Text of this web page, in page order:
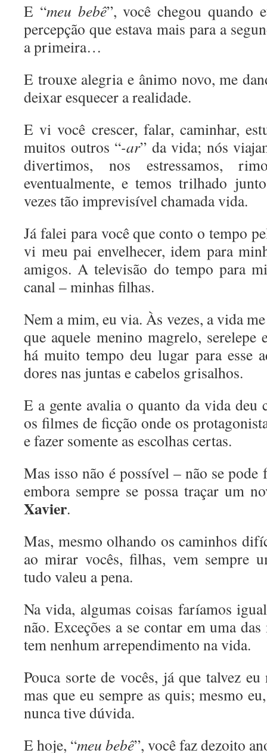
E “meu bebê”, você chegou quando
percepção que estava mais para a
a primeira…
E trouxe alegria e ânimo novo, me
deixar esquecer a realidade.
E vi você crescer, falar, caminhar,
muitos outros “-ar” da vida; nós
divertimos, nos estressamos,
eventualmente, e temos trilhado
vezes tão imprevisível chamada vida.
Já falei para você que conto o tempo
vi meu pai envelhecer, idem para
amigos. A televisão do tempo para
canal – minhas filhas.
Nem a mim, eu via. Às vezes, a vida
que aquele menino magrelo, serelepe
há muito tempo deu lugar para esse
dores nas juntas e cabelos grisalhos.
E a gente avalia o quanto da vida deu
os filmes de ficção onde os
e fazer somente as escolhas certas.
Mas isso não é possível – não se pode
embora sempre se possa traçar um
Xavier.
Mas, mesmo olhando os caminhos
ao mirar vocês, filhas, vem sempre
tudo valeu a pena.
Na vida, algumas coisas faríamos
não. Exceções a se contar em uma
tem nenhum arrependimento na vida.
Pouca sorte de vocês, já que talvez
mas que eu sempre as quis; mesmo
nunca tive dúvida.
E hoje, “meu bebê”, você faz dezoito